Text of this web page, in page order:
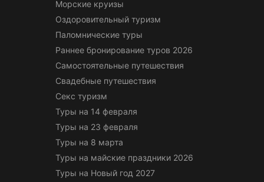
Морские круизы
Оздоровительный туризм
Паломнические туры
Раннее бронирование туров 2026
Самостоятельные путешествия
Свадебные путешествия
Секс туризм
Туры на 14 февраля
Туры на 23 февраля
Туры на 8 марта
Туры на майские праздники 2026
Туры на Новый год 2027